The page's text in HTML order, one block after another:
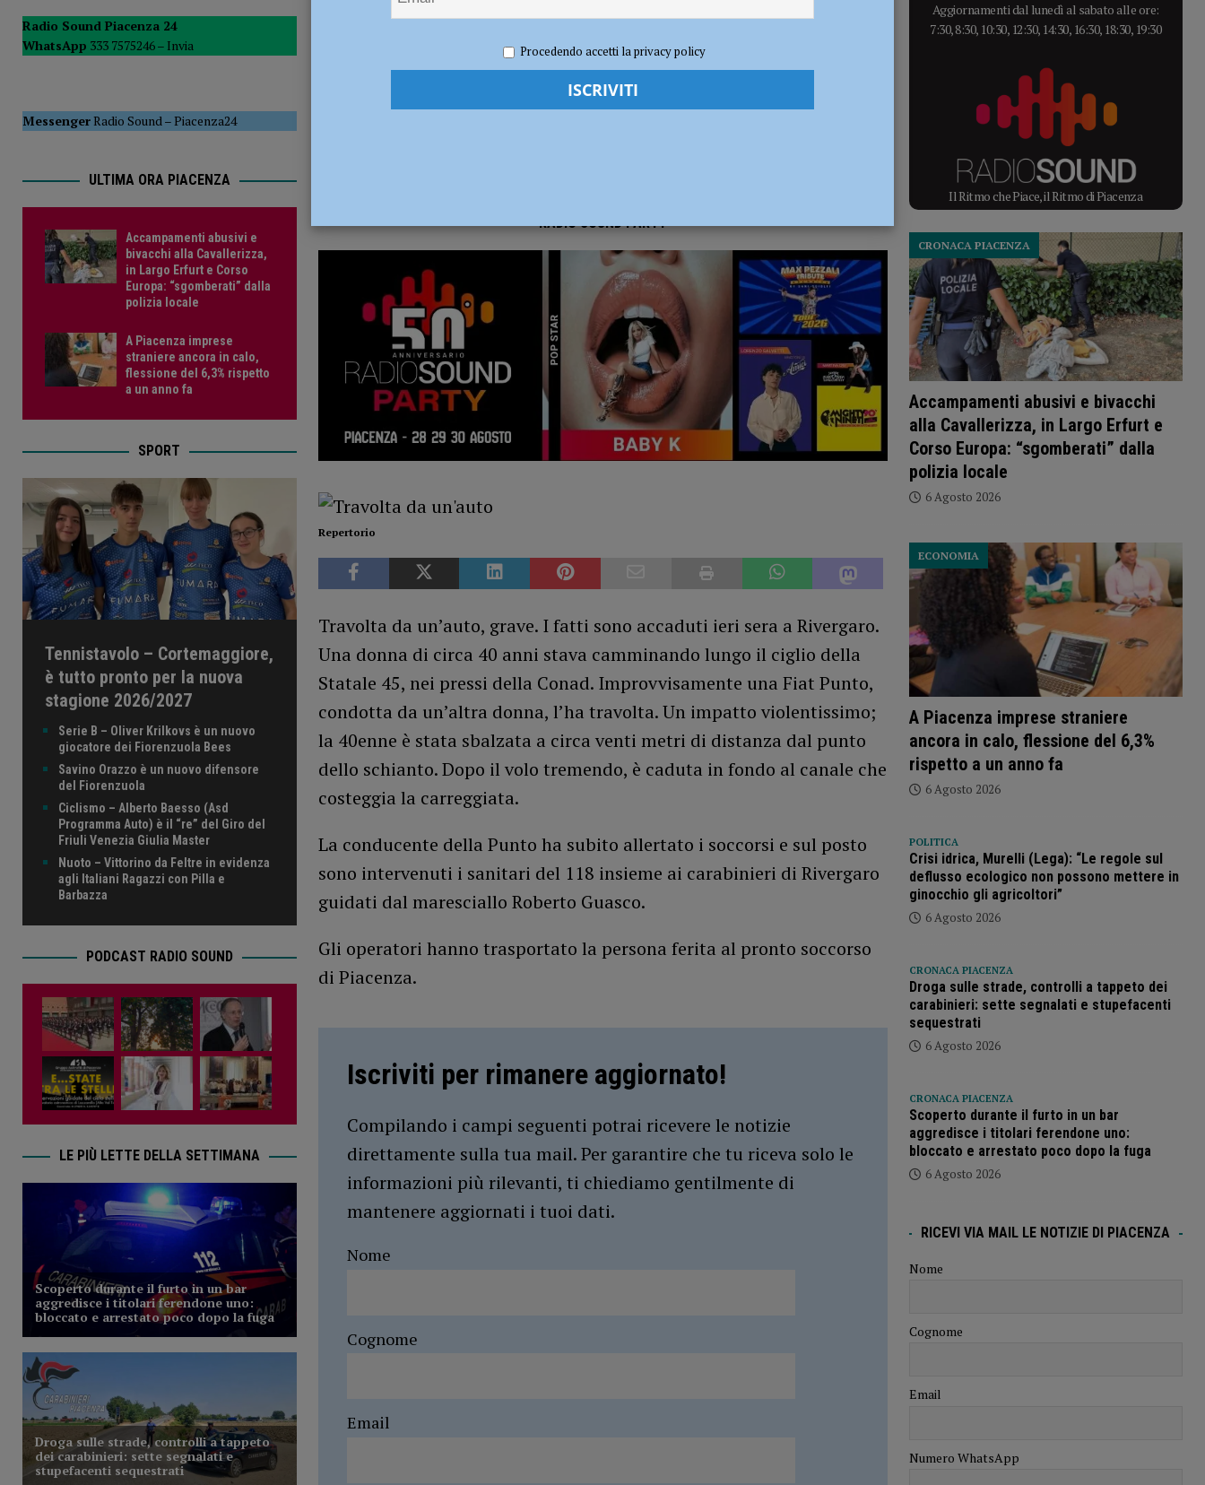
CRONACA PIACENZA
[ 5 Agosto 2026 ] Tutela di pedoni e ciclisti, dalla Provincia 295 mila euro per rendere le strade più sicure ATTUALITÀ
CRONACA PIACENZA
RADIO SOUND PARTY
Repertorio
Travolta da un’auto, grave. I fatti sono accaduti ieri sera a Rivergaro.
Una donna di circa 40 anni stava camminando lungo il ciglio della
Statale 45, nei pressi della Conad. Improvvisamente una Fiat Punto,
condotta da un’altra donna, l’ha travolta. Un impatto violentissimo;
la 40enne è stata sbalzata a circa venti metri di distanza dal punto
dello schianto. Dopo il volo tremendo, è caduta in fondo al canale che
costeggia la carreggiata.
La conducente della Punto ha subito allertato i soccorsi e sul posto
sono intervenuti i sanitari del 118 insieme ai carabinieri di Rivergaro
guidati dal maresciallo Roberto Guasco.
Gli operatori hanno trasportato la persona ferita al pronto soccorso
di Piacenza.
Iscriviti per rimanere aggiornato!
Compilando i campi seguenti potrai ricevere le notizie
direttamente sulla tua mail. Per garantire che tu riceva solo le
informazioni più rilevanti, ti chiediamo gentilmente di
mantenere aggiornati i tuoi dati.
Nome
Cognome
Email
Radio Sound Piacenza 24
WhatsApp 333 7575246 – Invia
MessengerRadio Sound–Piacenza24
ULTIMA ORA PIACENZA
Accampamenti abusivi e
bivacchi alla Cavallerizza,
in Largo Erfurt e Corso
Europa: “sgomberati” dalla
polizia locale
A Piacenza imprese
straniere ancora in calo,
flessione del 6,3% rispetto
a un anno fa
SPORT
Tennistavolo – Cortemaggiore,
è tutto pronto per la nuova
stagione 2026/2027
Serie B – Oliver Krilkovs è un nuovo
giocatore dei Fiorenzuola Bees
Savino Orazzo è un nuovo difensore
del Fiorenzuola
Ciclismo – Alberto Baesso (Asd
Programma Auto) è il “re” del Giro del
Friuli Venezia Giulia Master
Nuoto – Vittorino da Feltre in evidenza
agli Italiani Ragazzi con Pilla e
Barbazza
PODCAST RADIO SOUND
LE PIÙ LETTE DELLA SETTIMANA
Aggiornamenti dal lunedì al sabato alle ore:
7:30, 8:30, 10:30, 12:30, 14:30, 16:30, 18:30, 19:30
Il Ritmo che Piace, il Ritmo di Piacenza
Accampamenti abusivi e bivacchi
alla Cavallerizza, in Largo Erfurt e
Corso Europa: “sgomberati” dalla
polizia locale
CRONACA PIACENZA
6 Agosto 2026
A Piacenza imprese straniere
ancora in calo, flessione del 6,3%
rispetto a un anno fa
ECONOMIA
6 Agosto 2026
POLITICA
Crisi idrica, Murelli (Lega): “Le regole sul
deflusso ecologico non possono mettere in
ginocchio gli agricoltori”
6 Agosto 2026
CRONACA PIACENZA
Droga sulle strade, controlli a tappeto dei
carabinieri: sette segnalati e stupefacenti
sequestrati
6 Agosto 2026
CRONACA PIACENZA
Scoperto durante il furto in un bar
aggredisce i titolari ferendone uno:
bloccato e arrestato poco dopo la fuga
6 Agosto 2026
RICEVI VIA MAIL LE NOTIZIE DI PIACENZA
Nome
Cognome
Email
Numero WhatsApp
Procedendo accetti la privacy policy